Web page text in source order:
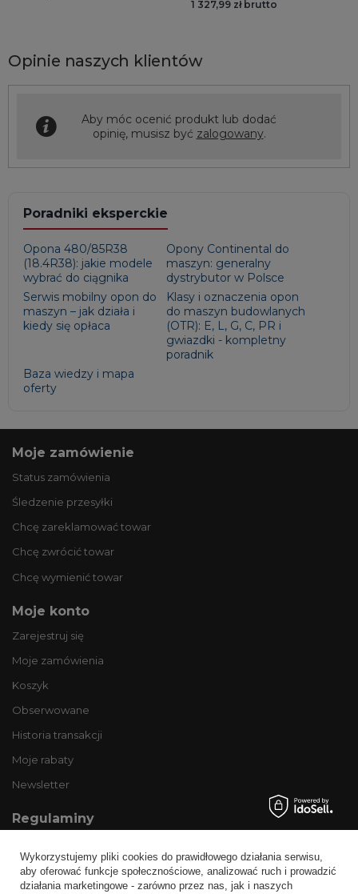
1 327,99 zł brutto
Opinie naszych klientów
Aby móc ocenić produkt lub dodać
opinię, musisz być zalogowany.
Poradniki eksperckie
Opona 480/85R38
(18.4R38): jakie modele
wybrać do ciągnika
Opony Continental do
maszyn: generalny
dystrybutor w Polsce
Serwis mobilny opon do
maszyn – jak działa i
kiedy się opłaca
Klasy i oznaczenia opon
do maszyn budowlanych
(OTR): E, L, G, C, PR i
gwiazdki - kompletny
poradnik
Baza wiedzy i mapa
oferty
Moje zamówienie
Status zamówienia
Śledzenie przesyłki
Chcę zareklamować towar
Chcę zwrócić towar
Chcę wymienić towar
Moje konto
Zarejestruj się
Moje zamówienia
Koszyk
Obserwowane
Historia transakcji
Moje rabaty
Newsletter
Regulaminy
Wysyłka
Sposoby płatności i prowizje
Wykorzystujemy pliki cookies do prawidłowego działania serwisu,
aby oferować funkcje społecznościowe, analizować ruch i prowadzić
działania marketingowe - zarówno przez nas, jak i naszych